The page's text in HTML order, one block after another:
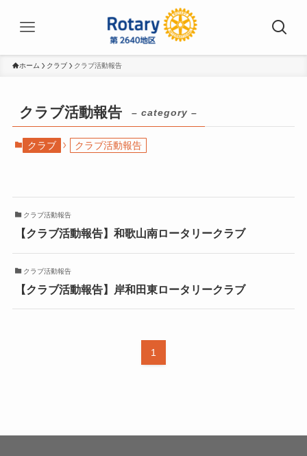
ホーム クラブ クラブ活動報告
クラブ活動報告 – category –
クラブ クラブ活動報告
クラブ活動報告
【クラブ活動報告】和歌山南ロータリークラブ
クラブ活動報告
【クラブ活動報告】岸和田東ロータリークラブ
1